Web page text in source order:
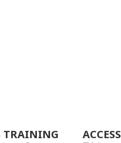
TRAINING ACCESS